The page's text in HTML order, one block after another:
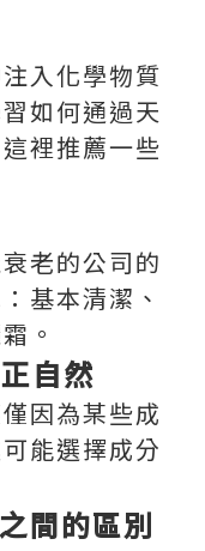
入化學物質
如何通過天
裡推薦一些
老的公司的
基本清潔、
。
自然
因為某些成
能選擇成分
間的區別